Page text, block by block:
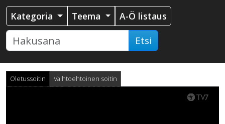
Kategoria Teema A-Ö listaus
Etsi
Oletussoitin Vaihtoehtoinen soitin